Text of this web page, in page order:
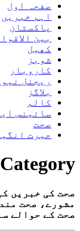
صفحہ اول
اہم خبریں
پاکستان
بین
کھیل
شوبز
کاروبار
ریجنل
بلاگز
کالم
سائینس
صحت
حیرت
Category:
صحت کی خبریں
مشورے، صحت
صحت کے حوالے